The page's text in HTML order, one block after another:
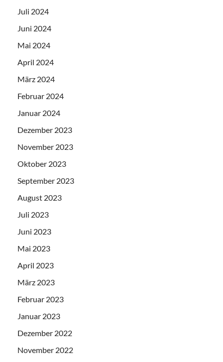
Juli 2024
Juni 2024
Mai 2024
April 2024
März 2024
Februar 2024
Januar 2024
Dezember 2023
November 2023
Oktober 2023
September 2023
August 2023
Juli 2023
Juni 2023
Mai 2023
April 2023
März 2023
Februar 2023
Januar 2023
Dezember 2022
November 2022